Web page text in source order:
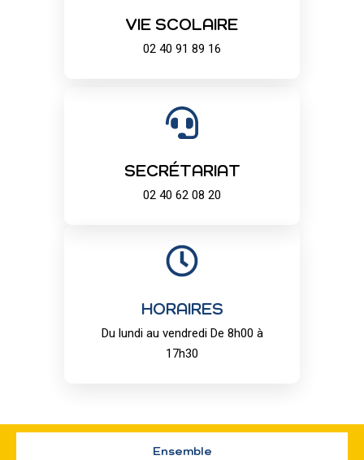
VIE SCOLAIRE
02 40 91 89 16
SECRÉTARIAT
02 40 62 08 20
HORAIRES
Du lundi au vendredi De 8h00 à
17h30
Ensemble